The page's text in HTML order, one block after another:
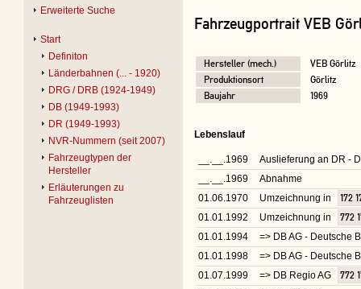
Erweiterte Suche
Start
Definiton
Länderbahnen (... - 1920)
DRG / DRB (1924-1949)
DB (1949-1993)
DR (1949-1993)
NVR-Nummern (seit 2007)
Fahrzeugtypen der
Hersteller
Erläuterungen zu
Fahrzeuglisten
Fahrzeugportrait VEB
Hersteller (mech.)
VEB Görlitz
Produktionsort
Görlitz
Baujahr
1969
Lebenslauf
__.__.1969
Auslieferung an DR -
__.__.1969
Abnahme
01.06.1970
Umzeichnung in
172
01.01.1992
Umzeichnung in
772
01.01.1994
=> DB AG - Deutsche
01.01.1998
=> DB AG - Deutsche
01.07.1999
=> DB Regio AG
772